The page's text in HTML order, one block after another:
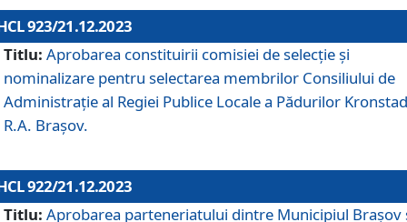
923/21.12.2023
Titlu: Aprobarea constituirii comisiei de selecție și
nominalizare pentru selectarea membrilor Consiliului de
Administrație al Regiei Publice Locale a Pădurilor
R.A. Brașov.
922/21.12.2023
Titlu: Aprobarea parteneriatului dintre Municipiul Brașov